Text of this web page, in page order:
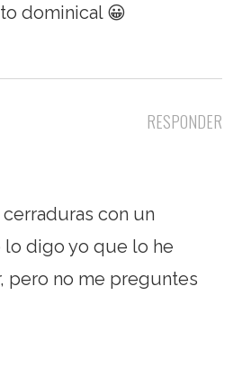
dominical 😀
RESPONDER
con un
digo yo que lo he
pero no me preguntes